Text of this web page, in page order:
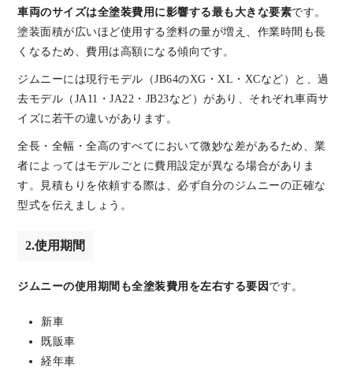
車両のサイズは全塗装費用に影響する最も大きな要素です。
塗装面積が広いほど使用する塗料の量が増え、作業時間も長
くなるため、費用は高額になる傾向です。
ジムニーには現行モデル（JB64のXG・XL・XCなど）と、過
去モデル（JA11・JA22・JB23など）があり、それぞれ車両サ
イズに若干の違いがあります。
全長・全幅・全高のすべてにおいて微妙な差があるため、業
者によってはモデルごとに費用設定が異なる場合がありま
す。見積もりを依頼する際は、必ず自分のジムニーの正確な
型式を伝えましょう。
2.使用期間
ジムニーの使用期間も全塗装費用を左右する要因 です。
新車
既販車
経年車